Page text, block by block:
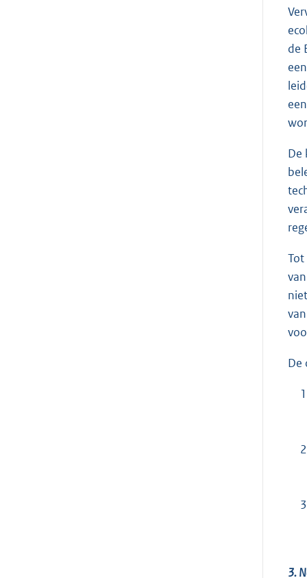
de
De
Tot
De
3.